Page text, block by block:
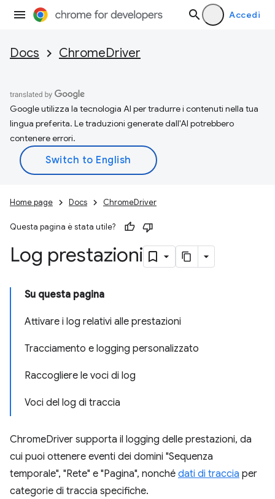
Accedi
Docs ChromeDriver
Google utilizza la tecnologia AI per tradurre i contenuti nella tua
lingua preferita. Le traduzioni generate dall'AI potrebbero
contenere errori.
Home page Docs ChromeDriver
Questa pagina è stata utile?
Log prestazioni
Su questa pagina
Attivare i log relativi alle prestazioni
Tracciamento e logging personalizzato
Raccogliere le voci di log
Voci del log di traccia
ChromeDriver supporta il logging delle prestazioni, da
cui puoi ottenere eventi dei domini "Sequenza
temporale", "Rete" e "Pagina", nonché dati di traccia per
categorie di traccia specifiche.